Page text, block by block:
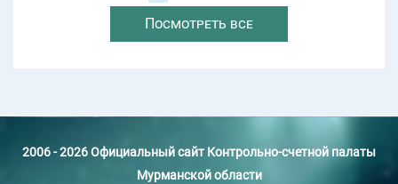
Посмотреть все
2006 - 2026 Официальный сайт Контрольно-счетной палаты
Мурманской области